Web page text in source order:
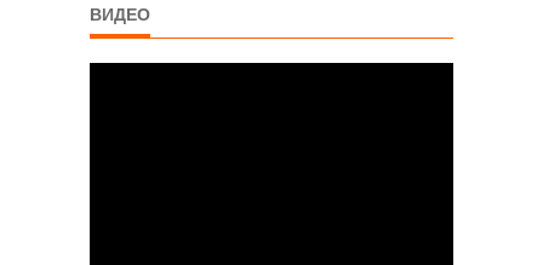
ВИДЕО